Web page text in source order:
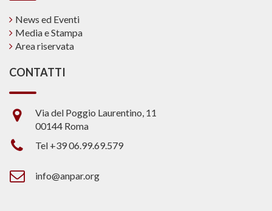
News ed Eventi
Media e Stampa
Area riservata
CONTATTI
Via del Poggio Laurentino, 11
00144 Roma
Tel +39 06.99.69.579
info@anpar.org